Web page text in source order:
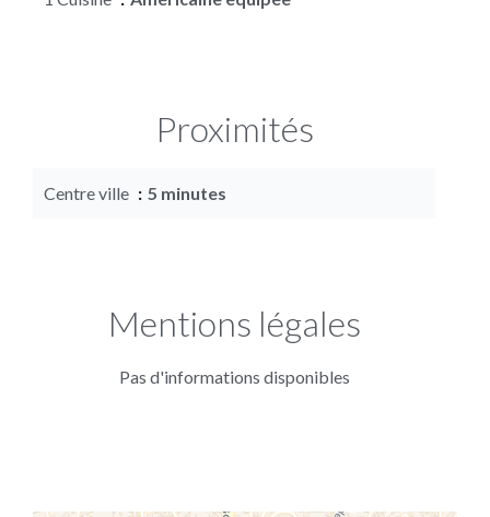
Proximités
Centre ville 5 minutes
Mentions légales
Pas d'informations disponibles